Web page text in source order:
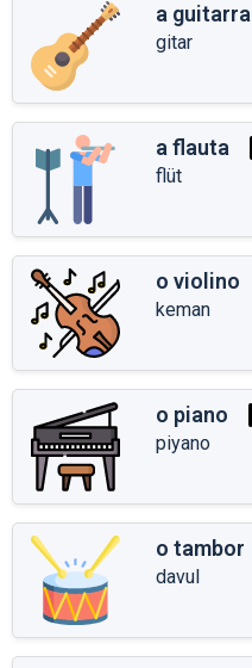
a guitarra
gitar
a flauta
flüt
o violino
keman
o piano
piyano
o tambor
davul